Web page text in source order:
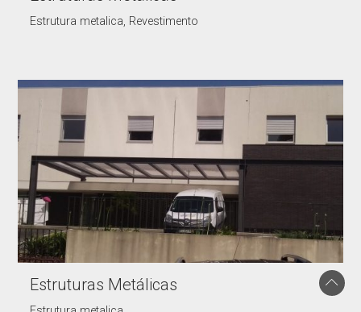
Estrutura metalica, Revestimento
Estruturas Metálicas